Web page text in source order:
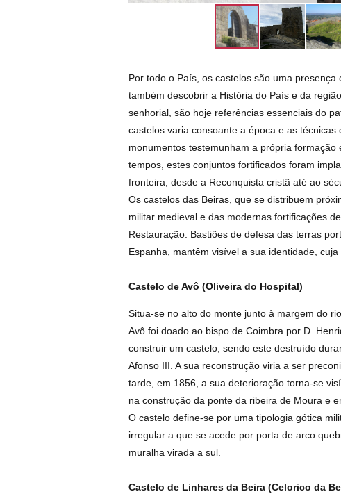
Por todo o País, os castelos são uma
também descobrir a História do País e da
senhorial, são hoje referências essenciais do
castelos varia consoante a época e as
monumentos testemunham a própria
tempos, estes conjuntos fortificados foram
fronteira, desde a Reconquista cristã até ao
Os castelos das Beiras, que se distribuem
militar medieval e das modernas fortificações
Restauração. Bastiões de defesa das terras
Espanha, mantêm visível a sua identidade,
Castelo de Avô (Oliveira do Hospital)
Situa-se no alto do monte junto à margem do
Avô foi doado ao bispo de Coimbra por D.
construir um castelo, sendo este destruído
Afonso III. A sua reconstrução viria a ser
tarde, em 1856, a sua deterioração torna-se
na construção da ponte da ribeira de Moura e
O castelo define-se por uma tipologia gótica
irregular a que se acede por porta de arco
muralha virada a sul.
Castelo de Linhares da Beira (Celorico da